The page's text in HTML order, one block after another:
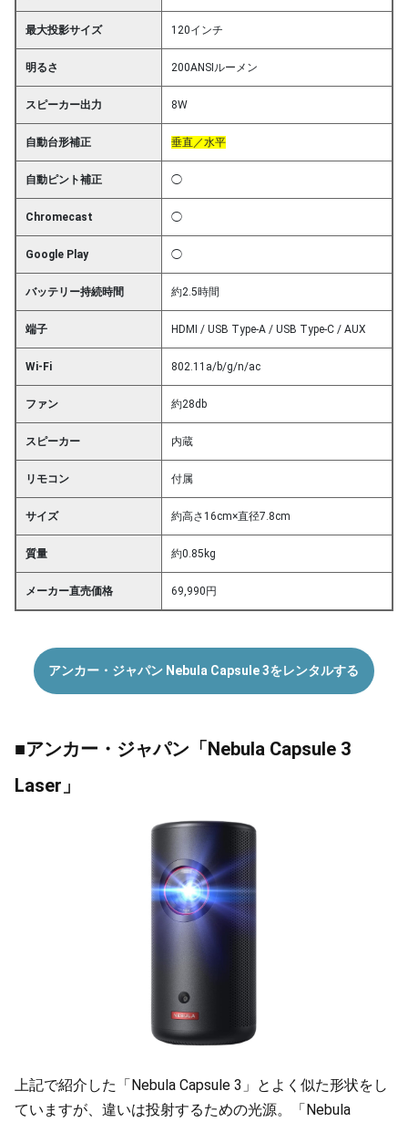
最大投影サイズ 120インチ
明るさ 200ANSIルーメン
スピーカー出力 8W
自動台形補正 垂直／水平
自動ピント補正 ◯
Chromecast ◯
Google Play ◯
バッテリー持続時間 約2.5時間
端子 HDMI / USB Type-A / USB Type-C / AUX
Wi-Fi 802.11a/b/g/n/ac
ファン 約28db
スピーカー 内蔵
リモコン 付属
サイズ 約高さ16cm×直径7.8cm
質量 約0.85kg
メーカー直売価格 69,990円
アンカー・ジャパン Nebula Capsule 3をレンタルする
■アンカー・ジャパン「Nebula Capsule 3
Laser」
上記で紹介した「Nebula Capsule 3」とよく似た形状をし
ていますが、違いは投射するための光源。「Nebula